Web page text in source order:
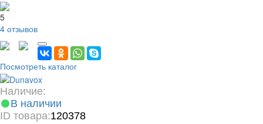
5
4 отзывов
Посмотреть каталог
Наличие:
В наличии
ID товара:120378